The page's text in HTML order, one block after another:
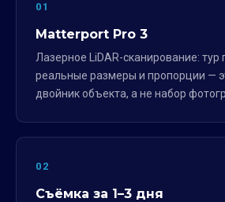
01
Matterport Pro 3
Лазерное LiDAR-сканирование: тур
реальные размеры и пропорции —
двойник объекта, а не набор
02
Съёмка за 1–3 дня